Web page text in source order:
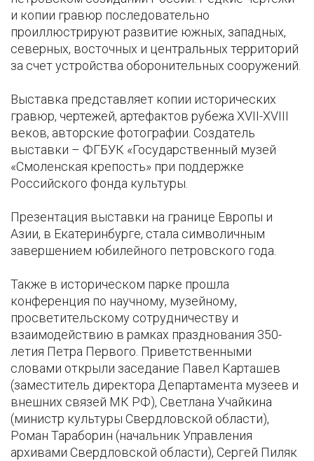
и копии гравюр последовательно
проиллюстрируют развитие южных, западных,
северных, восточных и центральных территорий
за счет устройства оборонительных сооружений.
Выставка представляет копии исторических
гравюр, чертежей, артефактов рубежа XVII-XVIII
веков, авторские фотографии. Создатель
выставки – ФГБУК «Государственный музей
«Смоленская крепость» при поддержке
Российского фонда культуры.
Презентация выставки на границе Европы и
Азии, в Екатеринбурге, стала символичным
завершением юбилейного петровского года.
Также в историческом парке прошла
конференция по научному, музейному,
просветительскому сотрудничеству и
взаимодействию в рамках празднования 350-
летия Петра Первого. Приветственными
словами открыли заседание Павел Карташев
(заместитель директора Департамента музеев и
внешних связей МК РФ), Светлана Учайкина
(министр культуры Свердловской области),
Роман Тараборин (начальник Управления
архивами Свердловской области), Сергей Пиляк